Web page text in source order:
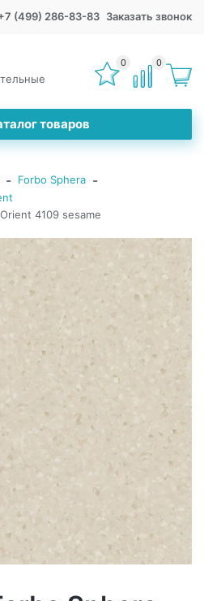
(499) 286-83-83 Заказать звонок
товаров
0 0
- Forbo Sphera -
4109 sesame